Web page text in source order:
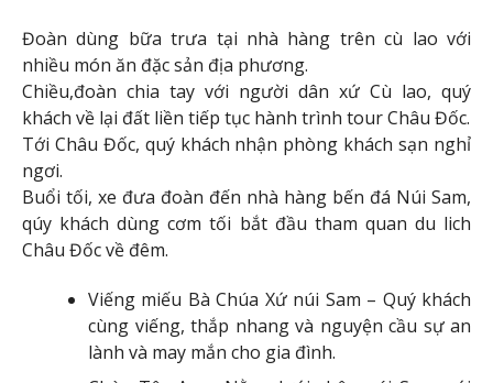
Đoàn dùng bữa trưa tại nhà hàng trên cù lao với
nhiều món ăn đặc sản địa phương.
Chiều,đoàn chia tay với người dân xứ Cù lao, quý
khách về lại đất liền tiếp tục hành trình tour Châu Đốc.
Tới Châu Đốc, quý khách nhận phòng khách sạn nghỉ
ngơi.
Buổi tối, xe đưa đoàn đến nhà hàng bến đá Núi Sam,
qúy khách dùng cơm tối bắt đầu tham quan du lich
Châu Đốc về đêm.
Viếng miếu Bà Chúa Xứ núi Sam – Quý khách
cùng viếng, thắp nhang và nguyện cầu sự an
lành và may mắn cho gia đình.